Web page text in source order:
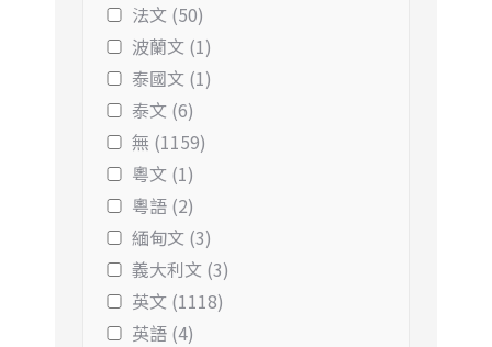
法文 (50)
波蘭文 (1)
泰國文 (1)
泰文 (6)
無 (1159)
粵文 (1)
粵語 (2)
緬甸文 (3)
義大利文 (3)
英文 (1118)
英語 (4)